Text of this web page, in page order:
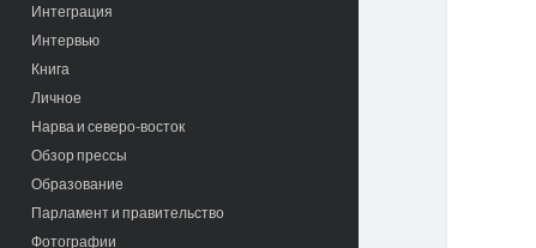
Интеграция
Интервью
Книга
Личное
Нарва и северо-восток
Обзор прессы
Образование
Парламент и правительство
Фотографии